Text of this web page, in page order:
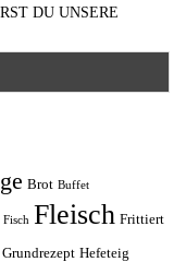
DU UNSERE
Brot Buffet
Fisch Fleisch Frittiert
Grundrezept Hefeteig